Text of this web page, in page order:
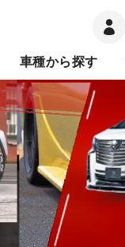
車種から探す